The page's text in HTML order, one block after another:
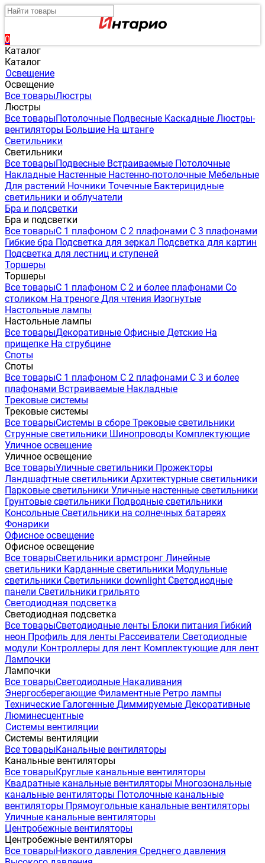
0
Каталог
Каталог
Освещение
Освещение
Все товарыЛюстры
Люстры
Все товарыПотолочные Подвесные Каскадные Люстры-
вентиляторы Большие На штанге
Светильники
Светильники
Все товарыПодвесные Встраиваемые Потолочные
Накладные Настенные Настенно-потолочные Мебельные
Для растений Ночники Точечные Бактерицидные
светильники и облучатели
Бра и подсветки
Бра и подсветки
Все товарыС 1 плафоном С 2 плафонами С 3 плафонами
Гибкие бра Подсветка для зеркал Подсветка для картин
Подсветка для лестниц и ступеней
Торшеры
Торшеры
Все товарыС 1 плафоном С 2 и более плафонами Со
столиком На треноге Для чтения Изогнутые
Настольные лампы
Настольные лампы
Все товарыДекоративные Офисные Детские На
прищепке На струбцине
Споты
Споты
Все товарыС 1 плафоном С 2 плафонами С 3 и более
плафонами Встраиваемые Накладные
Трековые системы
Трековые системы
Все товарыСистемы в сборе Трековые светильники
Струнные светильники Шинопроводы Комплектующие
Уличное освещение
Уличное освещение
Все товарыУличные светильники Прожекторы
Ландшафтные светильники Архитектурные светильники
Парковые светильники Уличные настенные светильники
Грунтовые светильники Подводные светильники
Консольные Светильники на солнечных батареях
Фонарики
Офисное освещение
Офисное освещение
Все товарыСветильники армстронг Линейные
светильники Карданные светильники Модульные
светильники Светильники downlight Светодиодные
панели Светильники грильято
Светодиодная подсветка
Светодиодная подсветка
Все товарыСветодиодные ленты Блоки питания Гибкий
неон Профиль для ленты Рассеиватели Светодиодные
модули Контроллеры для лент Комплектующие для лент
Лампочки
Лампочки
Все товарыСветодиодные Накаливания
Энергосберегающие Филаментные Ретро лампы
Технические Галогенные Диммируемые Декоративные
Люминесцентные
Системы вентиляции
Системы вентиляции
Все товарыКанальные вентиляторы
Канальные вентиляторы
Все товарыКруглые канальные вентиляторы
Квадратные канальные вентиляторы Многозональные
канальные вентиляторы Потолочные канальные
вентиляторы Прямоугольные канальные вентиляторы
Уличные канальные вентиляторы
Центробежные вентиляторы
Центробежные вентиляторы
Все товарыНизкого давления Среднего давления